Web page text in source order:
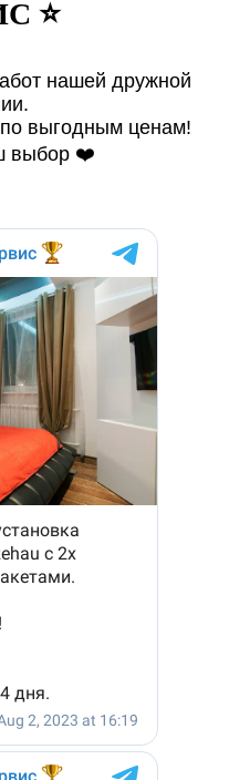
⭐️
нашей дружной
выгодным ценам!
выбор ❤️